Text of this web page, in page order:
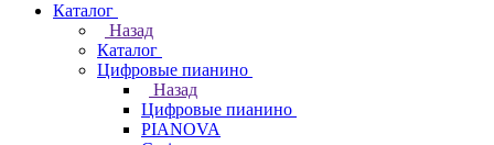
Каталог
Назад
Каталог
Цифровые пианино
Назад
Цифровые пианино
PIANOVA